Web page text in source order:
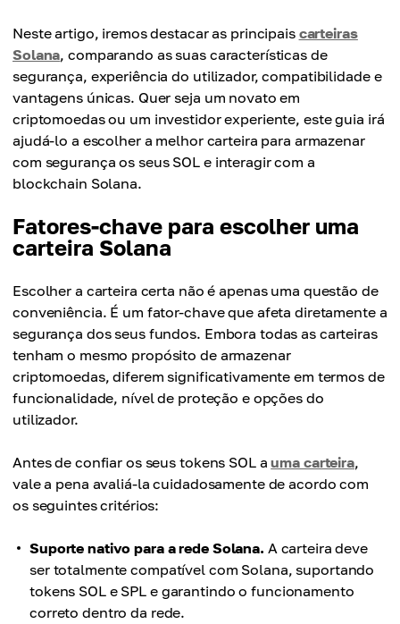
Neste artigo, iremos destacar as principais carteiras
Solana, comparando as suas características de
segurança, experiência do utilizador, compatibilidade e
vantagens únicas. Quer seja um novato em
criptomoedas ou um investidor experiente, este guia irá
ajudá-lo a escolher a melhor carteira para armazenar
com segurança os seus SOL e interagir com a
blockchain Solana.
Fatores-chave para escolher uma
carteira Solana
Escolher a carteira certa não é apenas uma questão de
conveniência. É um fator-chave que afeta diretamente a
segurança dos seus fundos. Embora todas as carteiras
tenham o mesmo propósito de armazenar
criptomoedas, diferem significativamente em termos de
funcionalidade, nível de proteção e opções do
utilizador.
Antes de confiar os seus tokens SOL auma carteira,
vale a pena avaliá-la cuidadosamente de acordo com
os seguintes critérios:
Suporte nativo para a rede Solana. A carteira deve
ser totalmente compatível com Solana, suportando
tokens SOL e SPL e garantindo o funcionamento
correto dentro da rede.